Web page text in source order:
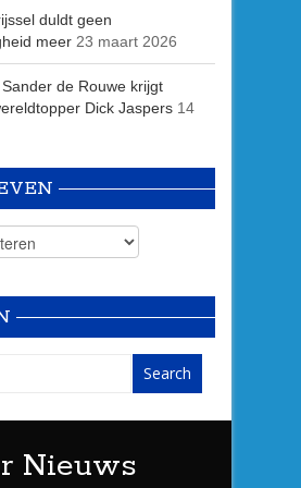
duldt geen
meer 23 maart 2026
de Rouwe krijgt
Dick Jaspers 14
Nieuws